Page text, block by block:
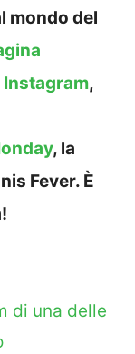
mondo del
,
, la
Fever. È
di una delle